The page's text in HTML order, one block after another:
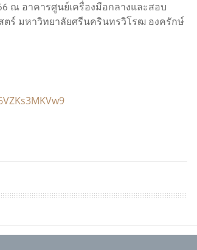
ณ อาคารศูนย์เครื่องมือกลางและสอบ
ตร์ มหาวิทยาลัยศรีนครินทรวิโรฒ องครักษ์